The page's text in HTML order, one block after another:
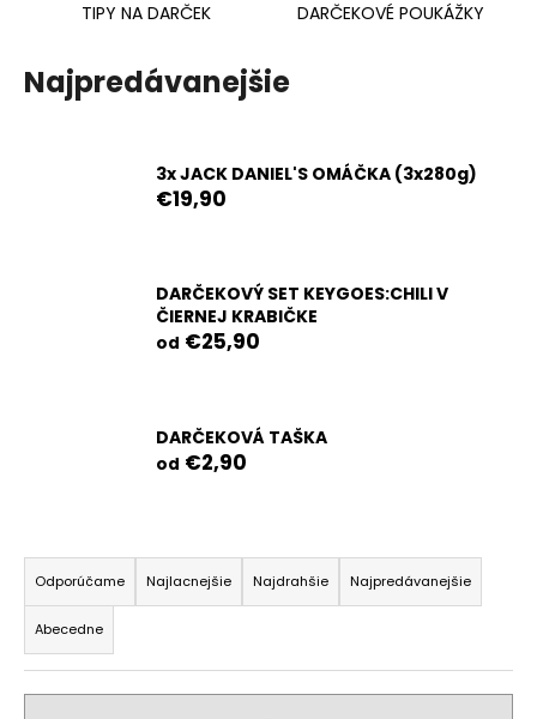
TIPY NA DARČEK DARČEKOVÉ POUKÁŽKY
Najpredávanejšie
3x JACK DANIEL'S OMÁČKA (3x280g)
€19,90
DARČEKOVÝ SET KEYGOES:CHILI V
ČIERNEJ KRABIČKE
od €25,90
DARČEKOVÁ TAŠKA
od €2,90
R
a
d
e
n
Odporúčame Najlacnejšie Najdrahšie Najpredávanejšie
Abecedne